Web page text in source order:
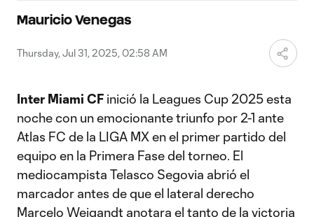
Mauricio Venegas
Thursday, Jul 31, 2025, 02:58 AM
Inter Miami CF inició la Leagues Cup 2025 esta
noche con un emocionante triunfo por 2-1 ante
Atlas FC de la LIGA MX en el primer partido del
equipo en la Primera Fase del torneo. El
mediocampista Telasco Segovia abrió el
marcador antes de que el lateral derecho
Marcelo Weigandt anotara el tanto de la victoria